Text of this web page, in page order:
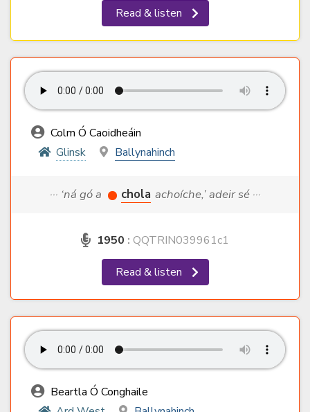
Read & listen
Colm Ó Caoidheáin
Glinsk
Ballynahinch
··· ‘ná gó a chola achoíche,’ adeir sé ···
1950 : QQTRIN039961c1
Read & listen
Beartla Ó Conghaile